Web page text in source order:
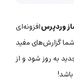
وردپرسافزونه‌ای
گزارش‌های مفید
به روز شود و از